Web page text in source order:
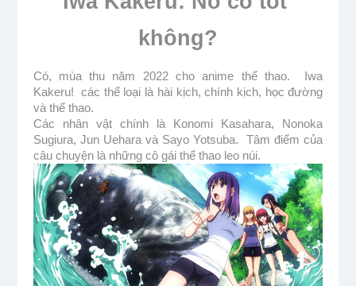
không?
Có, mùa thu năm 2022 cho anime thể thao.  Iwa
Kakeru!  các thể loại là hài kịch, chính kịch, học đường
và thể thao.
Các nhân vật chính là Konomi Kasahara, Nonoka
Sugiura, Jun Uehara và Sayo Yotsuba.  Tâm điểm của
câu chuyện là những cô gái thể thao leo núi.